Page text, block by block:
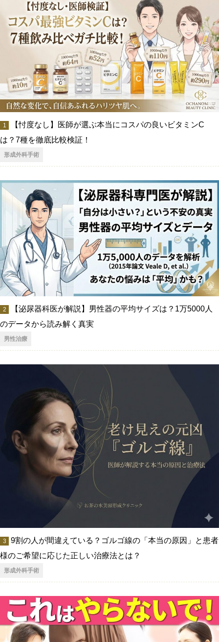
【忖度なし】医師が選ぶ本当にコスパの良いビタミンC
は？7種を徹底比較検証！
形成外科手術
【泌尿器科医が解説】男性器の平均サイズは？1万5000人
のデータから読み解く真実
男性治療
9割の人が間違えている？ゴルゴ線の「本当の原因」と患者
様のご希望に応じた正しい治療法とは？
形成外科手術